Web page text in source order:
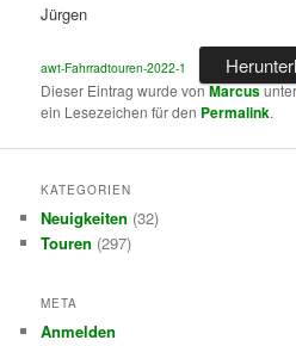
Jürgen
awt-Fahrradtouren-2022-1
Dieser Eintrag wurde vonMarcus
ein Lesezeichen für den Permalink.
KATEGORIEN
Neuigkeiten (32)
Touren (297)
META
Anmelden